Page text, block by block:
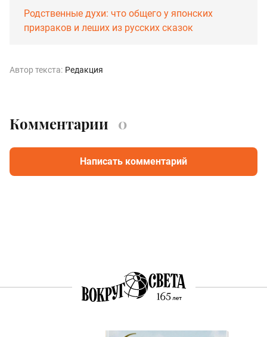
Родственные духи: что общего у японских
призраков и леших из русских сказок
Автор текста: Редакция
Комментарии 0
Написать комментарий